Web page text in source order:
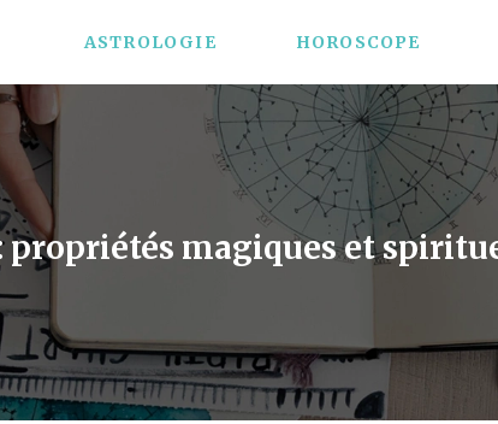
ASTROLOGIE HOROSCOPE
propriétés magiques et